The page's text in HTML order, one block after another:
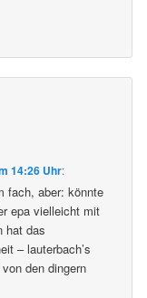
14:26 Uhr:
fach, aber: könnte
epa vielleicht mit
hat das
– lauterbach’s
den dingern